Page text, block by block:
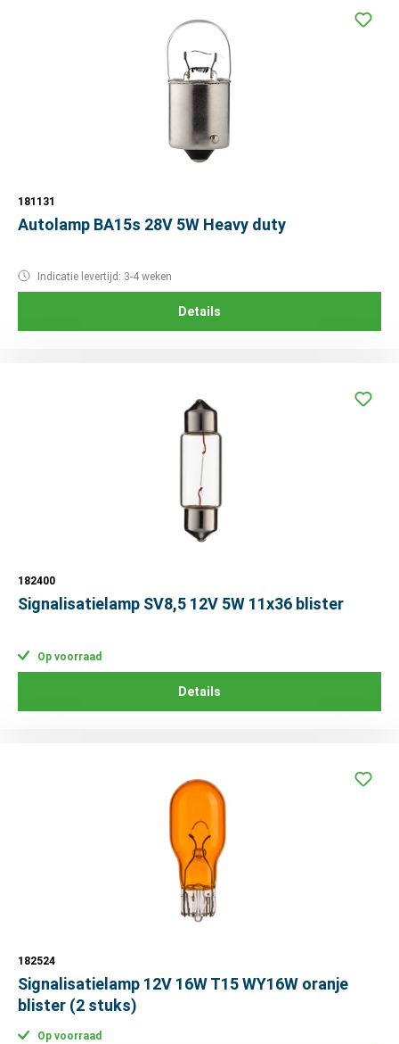
181131
Autolamp BA15s 28V 5W Heavy duty
Indicatie levertijd: 3-4 weken
Details
182400
Signalisatielamp SV8,5 12V 5W 11x36 blister
Op voorraad
Details
182524
Signalisatielamp 12V 16W T15 WY16W oranje
blister (2 stuks)
Op voorraad